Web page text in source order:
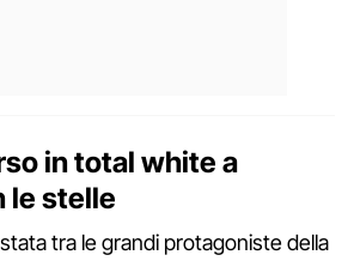
in total white a
le stelle
tra le grandi protagoniste della